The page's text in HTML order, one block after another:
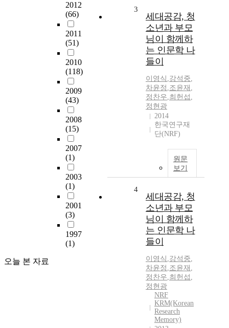
2012
(66)
2011
(51)
2010
(118)
2009
(43)
2008
(15)
2007
(1)
2003
(1)
2001
(3)
1997
(1)
오늘 본 자료
3
세대공감, 청
소년과 부모
님이 함께하
는 인문학 나
들이
이영식 ,강석중,
차윤정 ,조윤재 ,
정찬우,최헌섭 ,
정현광
2014
한국연구재
단(NRF)
원문
보기
4
세대공감, 청
소년과 부모
님이 함께하
는 인문학 나
들이
이영식 ,강석중,
차윤정 ,조윤재 ,
정찬우,최헌섭 ,
정현광
NRF
KRM(Korean
Research
Memory)